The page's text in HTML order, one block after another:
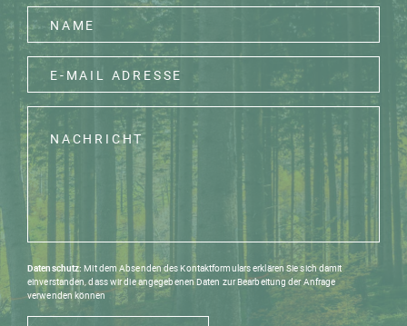
INFRASTRUKTUR
KLIMASCHUTZ
LAGE
KONTAKT
IMPRESSUM
DATENSCHUTZ
Datenschutz: Mit dem Absenden des Kontaktformulars erklären Sie sich damit
einverstanden, dass wir die angegebenen Daten zur Bearbeitung der Anfrage
verwenden können